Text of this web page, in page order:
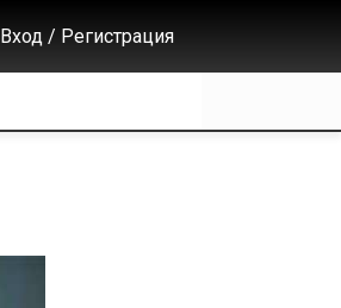
Вход / Регистрация